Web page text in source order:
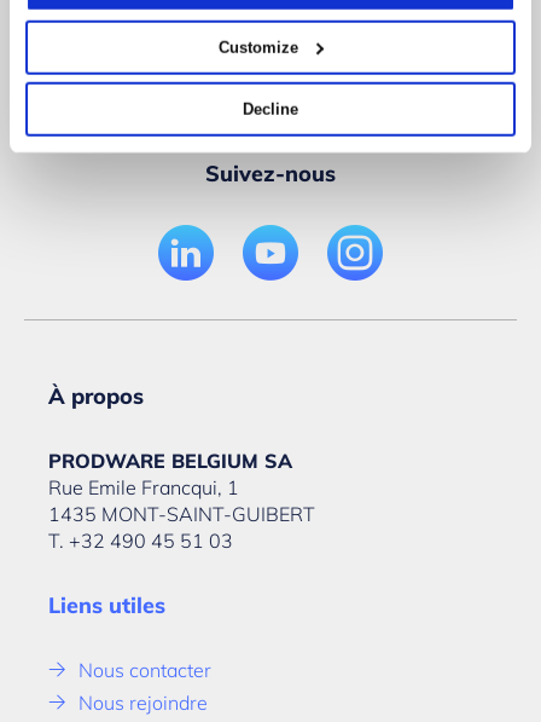
Customize
Decline
Suivez-nous
À propos
PRODWARE BELGIUM SA
Rue Emile Francqui, 1
1435 MONT-SAINT-GUIBERT
T. +32 490 45 51 03
Liens utiles
Nous contacter
Nous rejoindre